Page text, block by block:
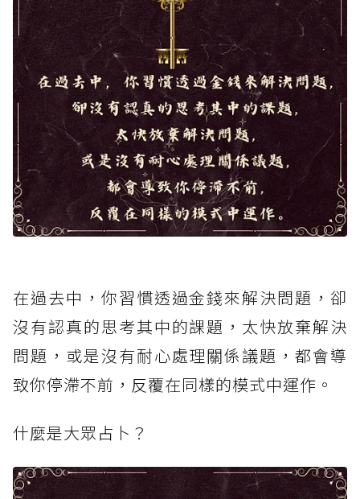
在過去中，你習慣透過金錢來解決問題，卻
沒有認真的思考其中的課題，太快放棄解決
問題，或是沒有耐心處理關係議題，都會導
致你停滯不前，反覆在同樣的模式中運作。
什麼是大眾占卜？